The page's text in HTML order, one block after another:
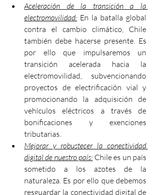
Aceleración de la transición a la
electromovilidad: En la batalla global
contra el cambio climático, Chile
también debe hacerse presente. Es
por ello que impulsaremos un
transición acelerada hacia la
electromovilidad, subvencionando
proyectos de electrificación vial y
promocionando la adquisición de
vehículos eléctricos a través de
bonificaciones y exenciones
tributarias.
Mejorar y robustecer la conectividad
digital de nuestro país: Chile es un país
sometido a los azotes de la
naturaleza. Es por ello que debemos
resguardar la conectividad digital de